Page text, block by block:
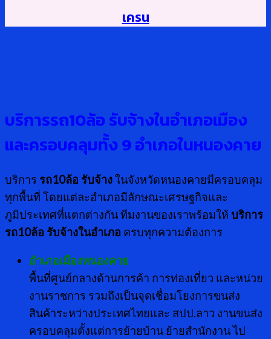
เครน
บริการรถ10ล้อ รับจ้างในอำเภอเมือง
และครอบคลุมทั้ง9อำเภอในหนองคาย
บริการ รถ10ล้อ รับจ้างในจังหวัดหนองคายมีครอบคลุม
ทุกพื้นที่ โดยแต่ละอำเภอมีลักษณะเศรษฐกิจและ
ภูมิประเทศที่แตกต่างกัน ทีมงานของเราพร้อมให้ บริการ
รถ10ล้อ รับจ้างในอำเภอ ครบทุกความต้องการ
อำเภอเมืองหนองคาย
พื้นที่ศูนย์กลางด้านการค้า การท่องเที่ยว และหน่วย
งานราชการ รวมถึงเป็นจุดเชื่อมโยงการขนส่ง
สินค้าระหว่างประเทศไทยและ สปป.ลาว งานขนส่ง
ครอบคลุมตั้งแต่การย้ายบ้าน ย้ายสำนักงาน ไป